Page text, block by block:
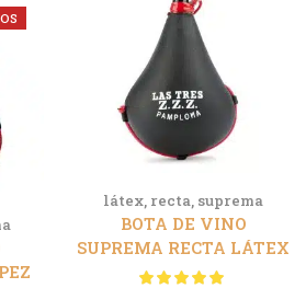
látex, recta, suprema
BOTA DE VINO
SUPREMA RECTA LÁTEX